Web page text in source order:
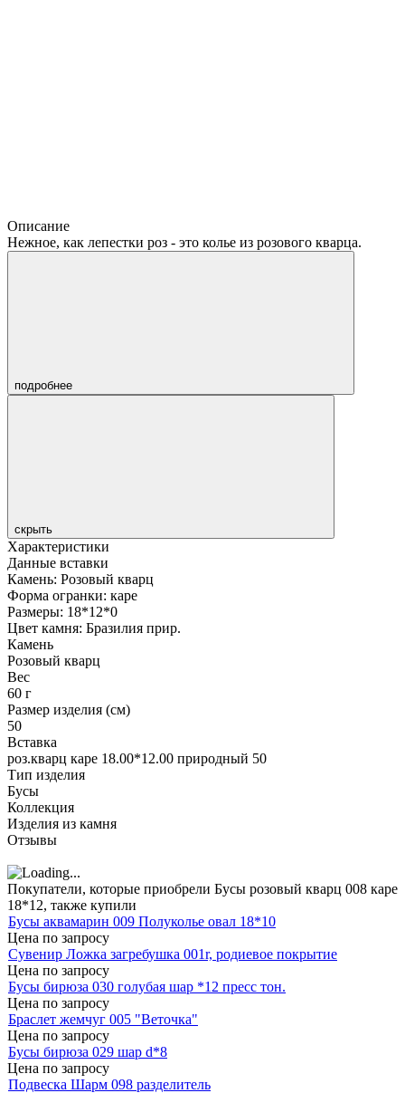
Описание
Нежное, как лепестки роз - это колье из розового кварца.
подробнее
скрыть
Характеристики
Данные вставки
Камень: Розовый кварц
Форма огранки: каре
Размеры: 18*12*0
Цвет камня: Бразилия прир.
Камень
Розовый кварц
Вес
60 г
Размер изделия (см)
50
Вставка
роз.кварц каре 18.00*12.00 природный 50
Тип изделия
Бусы
Коллекция
Изделия из камня
Отзывы
Покупатели, которые приобрели Бусы розовый кварц 008 каре
18*12, также купили
Бусы аквамарин 009 Полуколье овал 18*10
Цена по запросу
Сувенир Ложка загребушка 001r, родиевое покрытие
Цена по запросу
Бусы бирюза 030 голубая шар *12 пресс тон.
Цена по запросу
Браслет жемчуг 005 "Веточка"
Цена по запросу
Бусы бирюза 029 шар d*8
Цена по запросу
Подвеска Шарм 098 разделитель